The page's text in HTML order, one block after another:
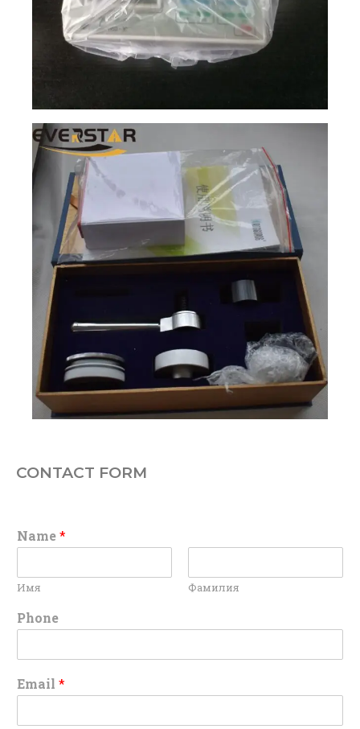
CONTACT FORM
Name*
Имя Фамилия
Phone
Email *